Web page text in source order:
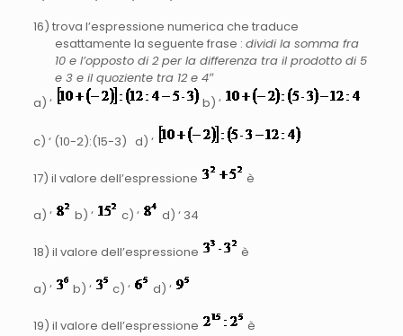
16) trova l’espressione numerica che traduce
esattamente la seguente frase : dividi la somma fra
10 e l’opposto di 2 per la differenza tra il prodotto di 5
e 3 e il quoziente tra 12 e 4″
a) ‘
b) ‘
c) ‘ (10-2):(15-3) d) ‘
17) il valore dell’espressione è
a) ‘ b) ‘ c) ‘ d) ‘ 34
18) il valore dell’espressione è
a) ‘ b) ‘ c) ‘ d) ‘
19) il valore dell’espressione è